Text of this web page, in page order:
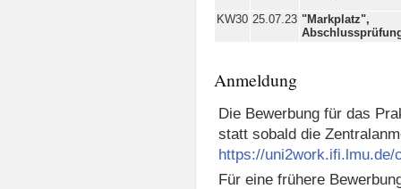
KW30 25.07.23 "Markplatz",
Anmeldung
Die Bewerbung für das
statt sobald die
https://uni2work.ifi.lmu.de/
Für eine frühere